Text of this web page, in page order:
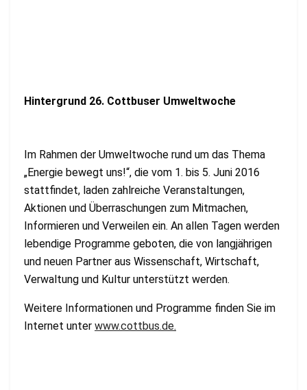
Hintergrund 26. Cottbuser Umweltwoche
Im Rahmen der Umweltwoche rund um das Thema
„Energie bewegt uns!“, die vom 1. bis 5. Juni 2016
stattfindet, laden zahlreiche Veranstaltungen,
Aktionen und Überraschungen zum Mitmachen,
Informieren und Verweilen ein. An allen Tagen werden
lebendige Programme geboten, die von langjährigen
und neuen Partner aus Wissenschaft, Wirtschaft,
Verwaltung und Kultur unterstützt werden.
Weitere Informationen und Programme finden Sie im
Internet unter www.cottbus.de.